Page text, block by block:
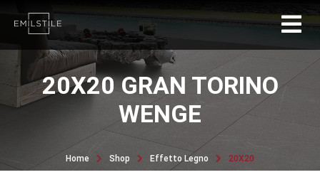
20X20 GRAN TORINO
WENGE
Home Shop Effetto Legno 20X20